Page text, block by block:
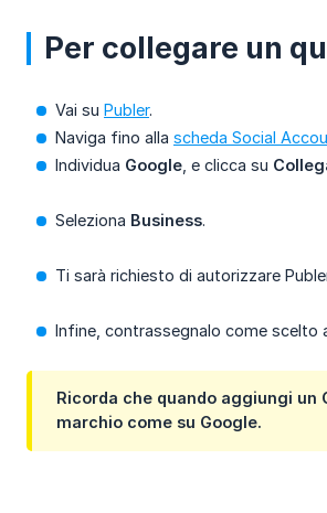
Per collegare un
Vai su Publer.
Naviga fino alla scheda Social
Individua Google , e clicca su
Seleziona Business.
Ti sarà richiesto di autorizzare
Infine, contrassegnalo come scelto
Ricorda che quando aggiungi un
marchio come su Google.